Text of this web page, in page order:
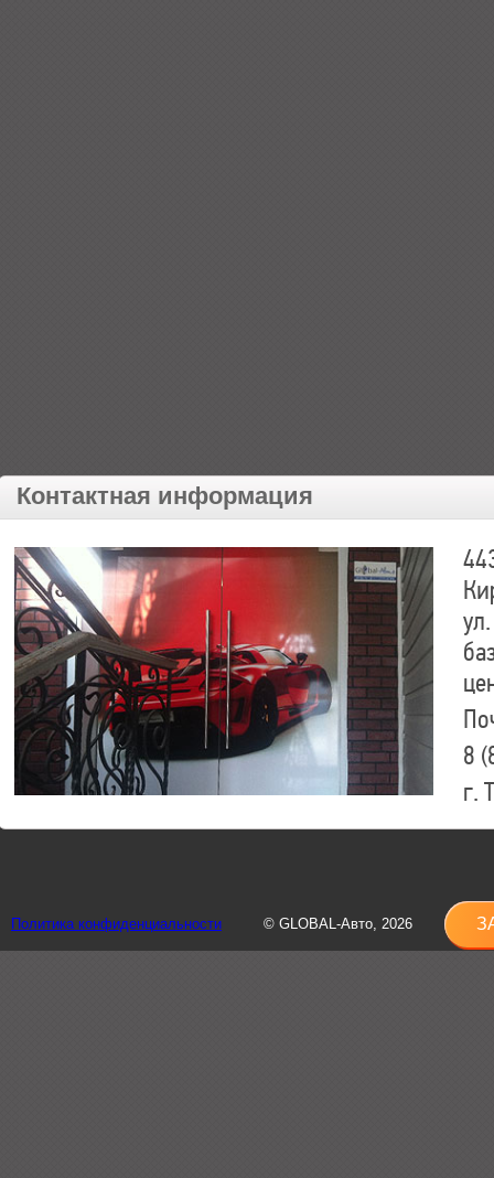
Контактная информация
8
г.
8
Политика конфиденциальности © GLOBAL-Авто, 2026